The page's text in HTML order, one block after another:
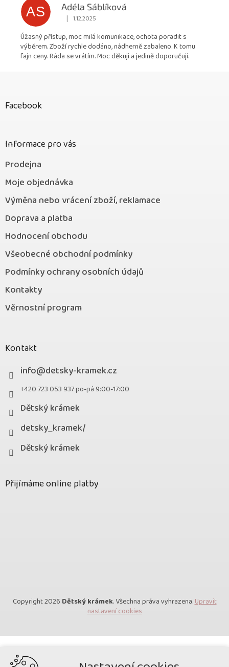
AS
Adéla Sáblíková
Hodnocení obchodu je 5 z 5 hvězdiček.
| 1.12.2025
Úžasný přístup, moc milá komunikace, ochota poradit s
výběrem. Zboží rychle dodáno, nádherně zabaleno. K tomu
fajn ceny. Ráda se vrátím. Moc děkuji a jedině doporučuji.
Facebook
Informace pro vás
Prodejna
Moje objednávka
Výměna nebo vrácení zboží, reklamace
Doprava a platba
Hodnocení obchodu
Všeobecné obchodní podmínky
Podmínky ochrany osobních údajů
Kontakty
Věrnostní program
Kontakt
info@detsky-kramek.cz
+420 723 053 937 po-pá 9:00-17:00
Dětský krámek
detsky_kramek/
Dětský krámek
Přijímáme online platby
Copyright 2026 Dětský krámek. Všechna práva vyhrazena.Upravit
nastavení cookies